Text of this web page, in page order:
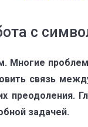
с
Многие
связь
задачей.